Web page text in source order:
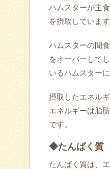
ハムスターが主
を摂取しています
ハムスターの間
をオーバーして
いるハムスター
摂取したエネル
エネルギーは脂
です。
◆たんぱく質
たんぱく質は、